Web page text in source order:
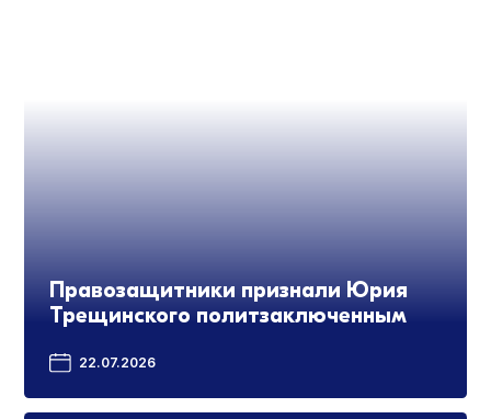
Правозащитники признали Юрия
Трещинского политзаключенным
22.07.2026